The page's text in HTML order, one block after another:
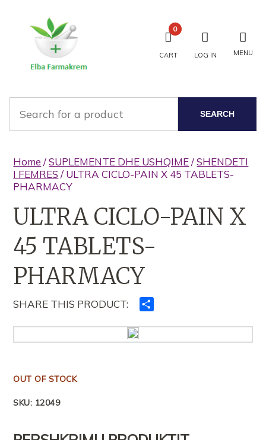
CART
0
LOG IN MENU
SEARCH
Home /SUPLEMENTE DHE USHQIME/SHENDETI
I FEMRES / ULTRA CICLO-PAIN X 45 TABLETS-
PHARMACY
ULTRA CICLO-PAIN X
45 TABLETS-
PHARMACY
SHARE THIS PRODUCT:
tjerët
OUT OF STOCK
SKU: 12049